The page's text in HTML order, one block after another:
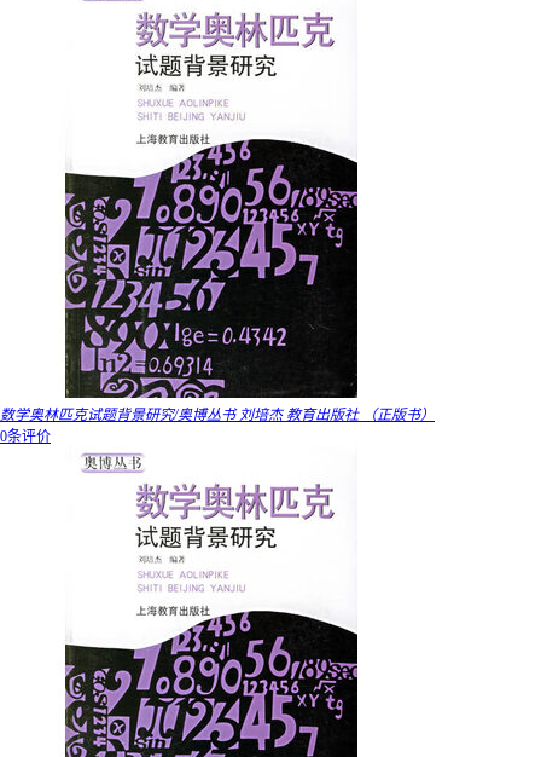
数学奥林匹克试题背景研究/奥博丛书 刘培杰 教育出版社 （正版书）
0条评价